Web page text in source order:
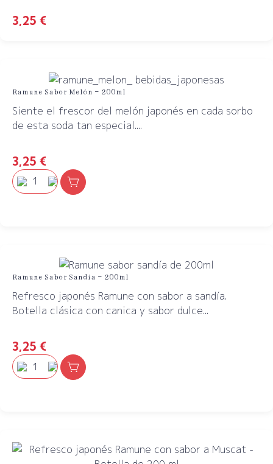
3,25 €
Ramune Sabor Melón – 200ml
Siente el frescor del melón japonés en cada sorbo
de esta soda tan especial....
3,25 €
Ramune Sabor Sandía – 200ml
Refresco japonés Ramune con sabor a sandía.
Botella clásica con canica y sabor dulce...
3,25 €